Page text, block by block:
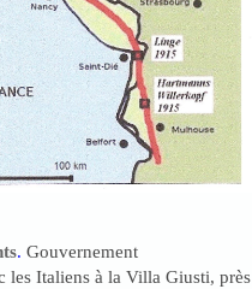
. Gouvernement
les Italiens à la Villa Giusti, près